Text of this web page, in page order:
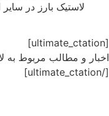
لاستیک بارز در سایر
و مطالب مربوط به